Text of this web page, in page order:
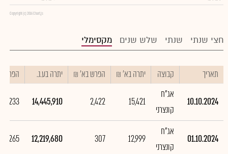
Copyright (c) 2016 Chart.js
חצי שנתי שנתי שלש שנים מקסימלי
תאריך קבוצה יתרה בא' ₪ הפרש בא' ₪ יתרה בע.נ. הפרש
10.10.2024
אג"ח
קונצרני
15,421
2,422
14,445,910
01.10.2024
אג"ח
קונצרני
12,999
307
12,219,680